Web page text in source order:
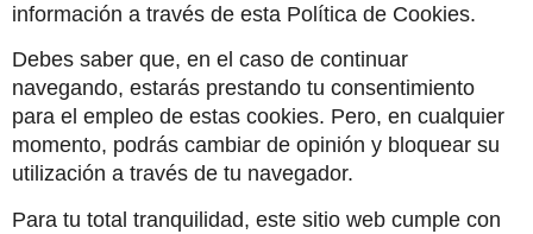
información a través de esta Política de Cookies.
Debes saber que, en el caso de continuar
navegando, estarás prestando tu consentimiento
para el empleo de estas cookies. Pero, en cualquier
momento, podrás cambiar de opinión y bloquear su
utilización a través de tu navegador.
Para tu total tranquilidad, este sitio web cumple con